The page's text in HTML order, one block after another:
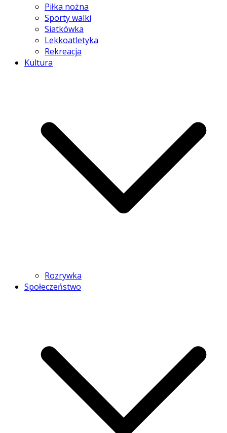
Piłka nożna
Sporty walki
Siatkówka
Lekkoatletyka
Rekreacja
Kultura
Rozrywka
Społeczeństwo